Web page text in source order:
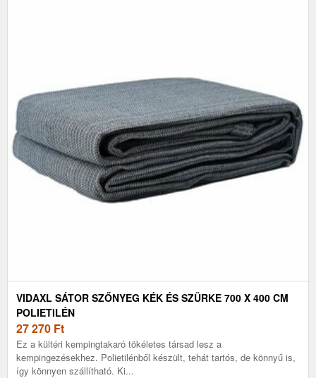
VIDAXL SÁTOR SZŐNYEG KÉK ÉS SZÜRKE 700 X 400 CM
POLIETILÉN
27 270 Ft
Ez a kültéri kempingtakaró tökéletes társad lesz a
kempingezésekhez. Polietilénből készült, tehát tartós, de könnyű is,
így könnyen szállítható. Ki...